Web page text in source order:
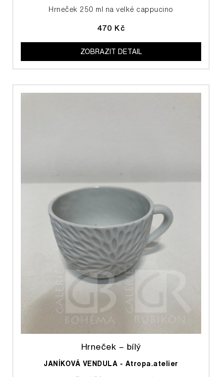
Hrneček 250 ml na velké cappucino
470 Kč
ZOBRAZIT DETAIL
Hrneček – bílý
JANÍKOVÁ VENDULA - Atropa.atelier